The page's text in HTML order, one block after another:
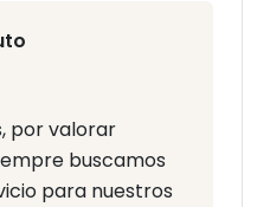
por valorar
buscamos
para nuestros